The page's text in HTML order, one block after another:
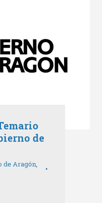
de
de Aragón,